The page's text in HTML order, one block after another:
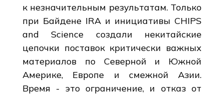
к незначительным результатам. Только
при Байдене IRA и инициативы CHIPS
and Science создали некитайские
цепочки поставок критически важных
материалов по Северной и Южной
Америке, Европе и смежной Азии.
Время - это ограничение, и отказ от